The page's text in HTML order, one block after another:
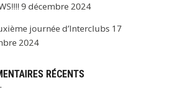
9 décembre 2024
journée d’Interclubs 17
2024
RÉCENTS